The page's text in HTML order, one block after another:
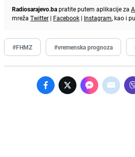
Radiosarajevo.bapratite putem aplikacije za
mreža Twitter | Facebook | Instagram, kao i
#FHMZ #vremenska prognoza